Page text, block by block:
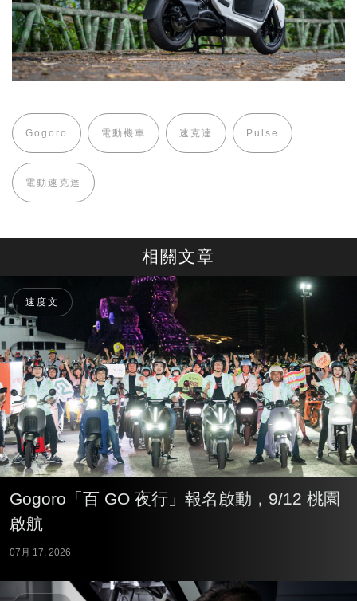
Gogoro 電動機車 速克達 Pulse
電動速克達
相關文章
速度文
Gogoro「百 GO 夜行」報名啟動，9/12 桃園
啟航
07月 17, 2026